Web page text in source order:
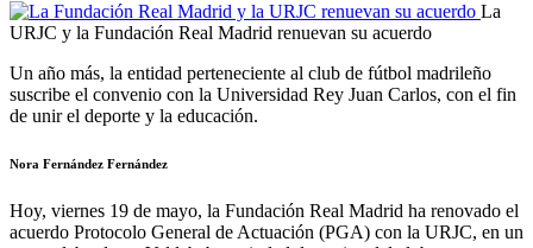
La
URJC y la Fundación Real Madrid renuevan su acuerdo
Un año más, la entidad perteneciente al club de fútbol madrileño
suscribe el convenio con la Universidad Rey Juan Carlos, con el fin
de unir el deporte y la educación.
Nora Fernández Fernández
Hoy, viernes 19 de mayo, la Fundación Real Madrid ha renovado el
acuerdo Protocolo General de Actuación (PGA) con la URJC, en un